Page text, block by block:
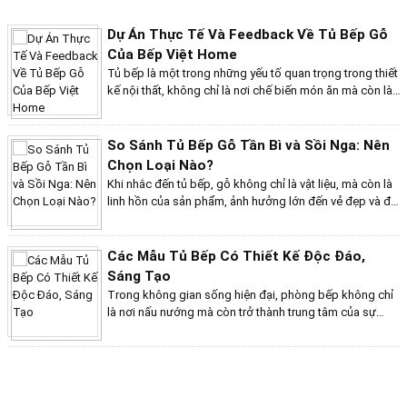
cuộc sống hàng ngày. Với gỗ melamine, bạn có vô vàn
lựa chọn về màu sắc và kiểu dáng, từ hiện đại, sang
trọng đến cổ điển, ấm cúng. Hãy cùng khám phá hơn 10
mẫu tủ bếp gỗ melamine ấn tượng, giúp bạn tìm ra thiết
kế hoàn hảo cho không gian bếp của mình!
Dự Án Thực Tế Và Feedback Về Tủ Bếp Gỗ
Của Bếp Việt Home
Tủ bếp là một trong những yếu tố quan trọng trong thiết
kế nội thất, không chỉ là nơi chế biến món ăn mà còn là
Việt Home, chúng tôi tự hào mang đến những sản phẩm
tủ bếp gỗ chất lượng cao, phù hợp với nhu cầu và sở
thích của từng gia đình. Dưới đây là những đánh giá từ
khách hàng và một số dự án thực tế tiêu biểu mà chúng
tôi đã thực hiện.
So Sánh Tủ Bếp Gỗ Tần Bì và Sồi Nga: Nên
Chọn Loại Nào?
Khi nhắc đến tủ bếp, gỗ không chỉ là vật liệu, mà còn là
linh hồn của sản phẩm, ảnh hưởng lớn đến vẻ đẹp và độ
hai “ngôi sao” sáng giá là gỗ tần bì và gỗ sồi Nga sẽ
làm bạn phân vân. Liệu gỗ tần bì với độ bền bỉ và giá cả
phải chăng có đánh bại được sự sang trọng và đẳng
cấp của gỗ sồi Nga? Hãy cùng khám phá và tìm ra lựa
chọn lý tưởng cho không gian bếp của bạn!
Các Mẫu Tủ Bếp Có Thiết Kế Độc Đáo,
Sáng Tạo
Trong không gian sống hiện đại, phòng bếp không chỉ
là nơi nấu nướng mà còn trở thành trung tâm của sự
không còn dừng lại ở tính tiện dụng, mà còn là cách để